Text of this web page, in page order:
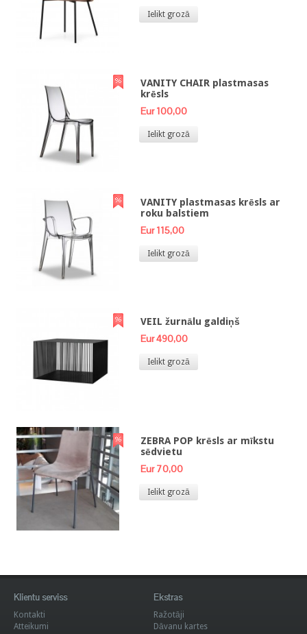
Ielikt grozā
VANITY CHAIR plastmasas
krēsls
Eur 100,00
Ielikt grozā
VANITY plastmasas krēsls ar
roku balstiem
Eur 115,00
Ielikt grozā
VEIL žurnālu galdiņš
Eur 490,00
Ielikt grozā
ZEBRA POP krēsls ar mīkstu
sēdvietu
Eur 70,00
Ielikt grozā
Klientu serviss
Kontakti
Atteikumi
Ekstras
Ražotāji
Dāvanu kartes